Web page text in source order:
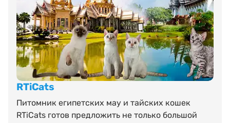
RTiCats
Питомник египетских мау и тайских кошек
RTiCats готов предложить не только большой